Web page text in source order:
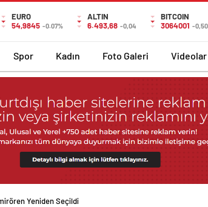
EURO
54,9845 -0.07%
ALTIN
6.493,68 -0,04
BITCOIN
3064001 -
Spor Kadın Foto Galeri Videolar
Yeniden Seçildi